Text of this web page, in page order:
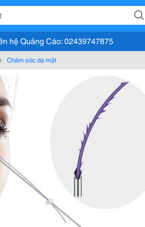
hệ Quảng Cáo: 02439747875
Chăm sóc da mặt